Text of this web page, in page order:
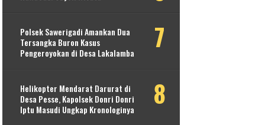
Polsek Sawerigadi Amankan Dua
Tersangka Buron Kasus
Pengeroyokan di Desa Lakalamba
Helikopter Mendarat Darurat di
Desa Pesse, Kapolsek Donri Donri
Iptu Masudi Ungkap Kronologinya